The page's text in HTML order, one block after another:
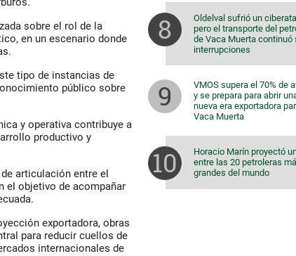
sobre el rol de la
en un escenario donde
tipo de instancias de
público sobre
y operativa contribuye a
productivo y
articulación entre el
el objetivo de acompañar
exportadora, obras
para reducir cuellos de
internacionales de
Oldelval sufrió un
pero el transporte del
de Vaca Muerta continuó
interrupciones
VMOS supera el 70% de
y se prepara para abrir
nueva era exportadora
Vaca Muerta
Horacio Marín proyectó
entre las 20 petroleras
grandes del mundo